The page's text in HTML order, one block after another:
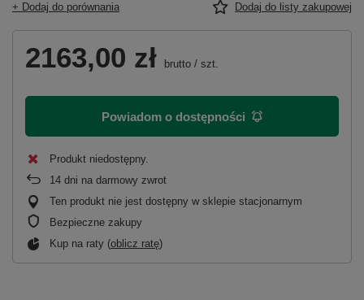
+ Dodaj do porównania Dodaj do listy zakupowej
2163,00 zł brutto / szt.
Powiadom o dostępności
Produkt niedostępny
14 dni na darmowy zwrot
Ten produkt nie jest dostępny w sklepie stacjonarnym
Bezpieczne zakupy
Kup na raty (oblicz ratę)